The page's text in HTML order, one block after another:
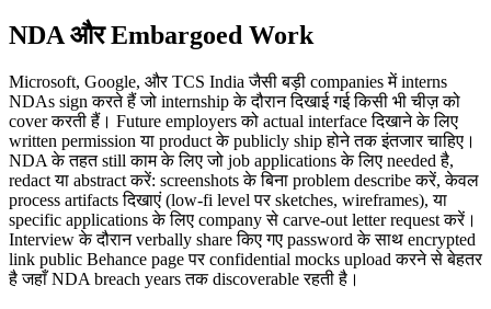
NDA और Embargoed Work
Microsoft, Google, और TCS India जैसी बड़ी companies में interns
NDAs sign करते हैं जो internship के दौरान दिखाई गई किसी भी चीज़ को
cover करती हैं। Future employers को actual interface दिखाने के लिए
written permission या product के publicly ship होने तक इंतजार चाहिए।
NDA के तहत still काम के लिए जो job applications के लिए needed है,
redact या abstract करें: screenshots के बिना problem describe करें, केवल
process artifacts दिखाएं (low-fi level पर sketches, wireframes), या
specific applications के लिए company से carve-out letter request करें।
Interview के दौरान verbally share किए गए password के साथ encrypted
link public Behance page पर confidential mocks upload करने से बेहतर
है जहाँ NDA breach years तक discoverable रहती है।